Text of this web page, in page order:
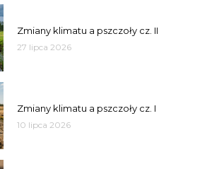
Zmiany klimatu a pszczoły cz. II
27 lipca 2026
Zmiany klimatu a pszczoły cz. I
10 lipca 2026